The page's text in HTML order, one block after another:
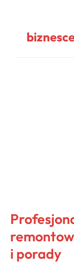
i porady